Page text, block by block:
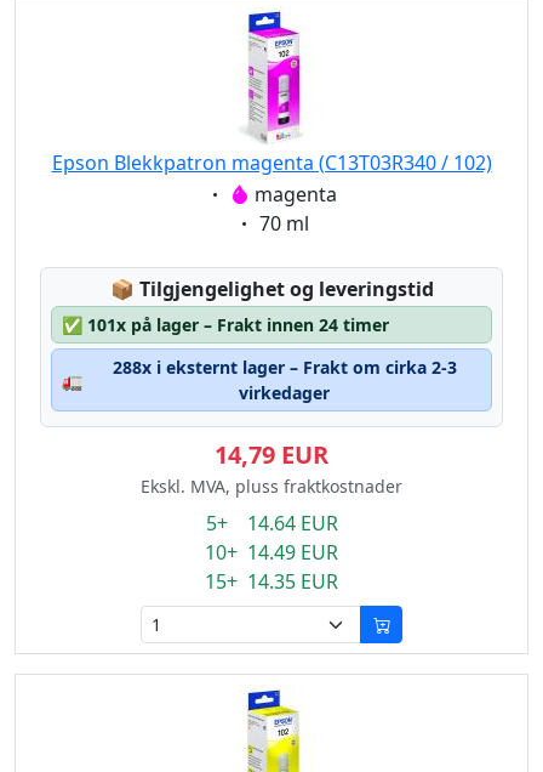
Epson Blekkpatron magenta (C13T03R340 / 102)
Eigenschaft:
magenta
Eigenschaft:
70 ml
📦 Lagerstatus:
Tilgjengelighet og leveringstid
✅ 101x på lager – Frakt innen 24 timer
🚛
288x i eksternt lager – Frakt om cirka 2-3
virkedager
14,79 EUR
Ekskl. MVA, pluss fraktkostnader
5+ 14.64 EUR
10+ 14.49 EUR
15+ 14.35 EUR